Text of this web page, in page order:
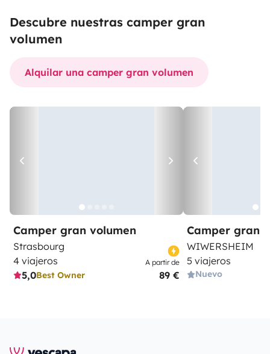
Descubre nuestras camper gran
volumen
Alquilar una camper gran volumen
Camper gran volumen
Strasbourg
4 viajeros
5,0Best Owner
A partir de
89 €
Camper gran
WIWERSHEIM
5 viajeros
Nuevo